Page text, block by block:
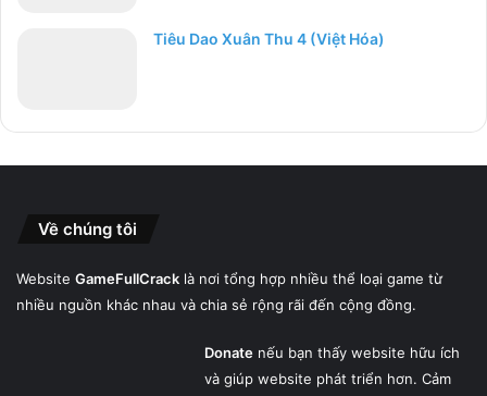
Tiêu Dao Xuân Thu 4 (Việt Hóa)
Về chúng tôi
Website GameFullCrack là nơi tổng hợp nhiều thể loại game từ
nhiều nguồn khác nhau và chia sẻ rộng rãi đến cộng đồng.
Donatenếu bạn thấy website hữu ích
và giúp website phát triển hơn. Cảm